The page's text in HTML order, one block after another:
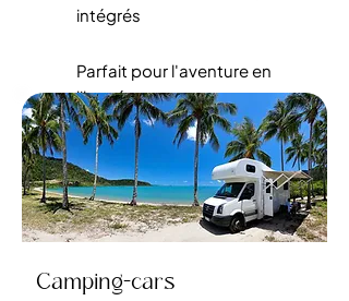
intégrés
Parfait pour l'aventure en
liberté
Camping-cars